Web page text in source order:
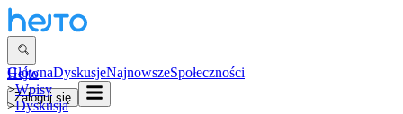
GłównaDyskusjeNajnowszeSpołeczności
Zaloguj się
Hejto
>Wpisy
>Dyskusja